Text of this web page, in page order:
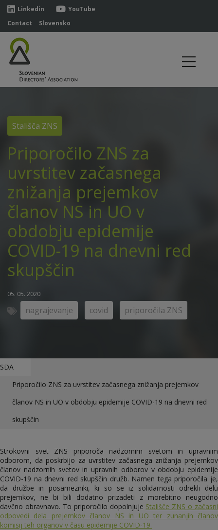
Linkedin
YouTube
Contact
Slovensko
Stališča ZNS
Priporočilo ZNS za
uvrstitev začasnega
znižanja prejemkov
članov NS in UO v
obdobju epidemije
COVID-19 na dnevni red
skupščin
05. 05. 2020
nagrajevanje covid priporočila ZNS
SDA
Priporočilo ZNS za uvrstitev začasnega znižanja prejemkov
članov NS in UO v obdobju epidemije COVID-19 na dnevni red
skupščin
Strokovni svet ZNS priporoča nadzornim svetom in upravnim
odborom, da poskrbijo za uvrstitev začasnega znižanja prejemkov
članov nadzornih svetov in upravnih odborov v obdobju epidemije
COVID-19 na dnevni red skupščin družb. Namen tega priporočila je,
da družbe in posamezniki, ki so se iz solidarnosti odrekli delu
prejemkov, ne bi bili dodatno prizadeti z morebitno neugodno
davčno obravnavo. To priporočilo dopolnjuje Stališče ZNS o začasni
odpovedi dela prejemkov članov NS in UO ter zunanjih članov
komisij teh organov v času epidemije COVID-19.